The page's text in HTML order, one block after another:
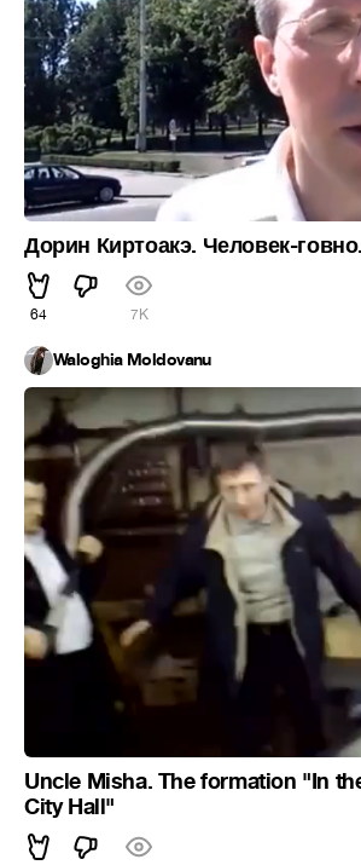
Дорин Киртоакэ. Человек-говно.
64 7K
Waloghia Moldovanu
Uncle Misha. The formation "In
City Hall"